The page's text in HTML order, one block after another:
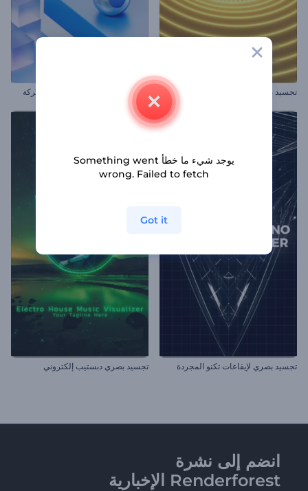
تجسيد بصري بالإيقاعات المموجة عرض بصري موسيقي بعناصر متحركة
تجسيد بصري لإيقاعات تكنو المجردة تجسيد بصري دبستيب إلكتروني
انضم إلى نشرة
Renderforest الإخبارية
يوجد شيء ما خطأ Something went
wrong. Failed to fetch
Got it